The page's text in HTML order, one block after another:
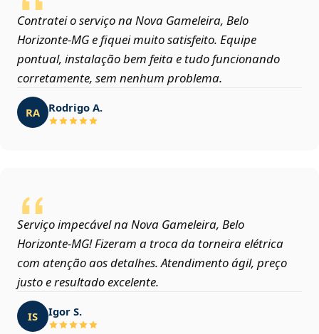
Contratei o serviço na Nova Gameleira, Belo
Horizonte‑MG e fiquei muito satisfeito. Equipe
pontual, instalação bem feita e tudo funcionando
corretamente, sem nenhum problema.
RA Rodrigo A.
Serviço impecável na Nova Gameleira, Belo
Horizonte‑MG! Fizeram a troca da torneira elétrica
com atenção aos detalhes. Atendimento ágil, preço
justo e resultado excelente.
IS Igor S.